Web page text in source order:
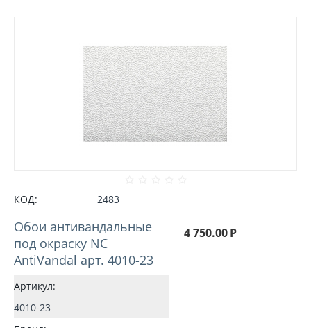
КОД: 2483
Обои антивандальные
под окраску NC
AntiVandal арт. 4010-23
Артикул:
4010-23
4 750.00Р